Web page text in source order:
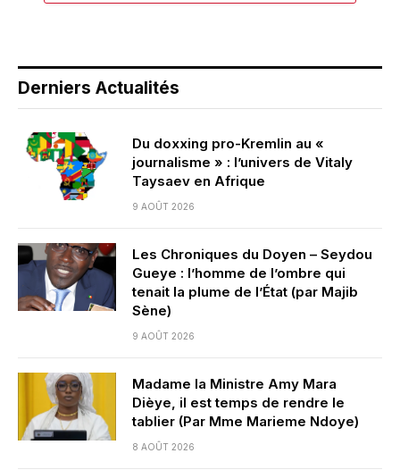
Derniers Actualités
Du doxxing pro-Kremlin au «
journalisme » : l’univers de Vitaly
Taysaev en Afrique
9 AOÛT 2026
Les Chroniques du Doyen – Seydou
Gueye : l’homme de l’ombre qui
tenait la plume de l’État (par Majib
Sène)
9 AOÛT 2026
Madame la Ministre Amy Mara
Dièye, il est temps de rendre le
tablier (Par Mme Marieme Ndoye)
8 AOÛT 2026